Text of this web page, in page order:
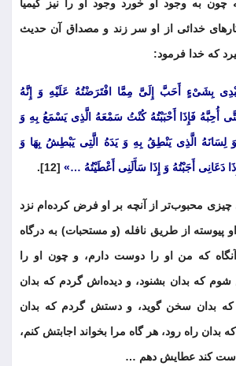
به وجود او خورد وجود او را نیز کیمیا
خدائی از او سر زند و مصداق آن حدیث
که خدا فرمود:
بِشَیْ‌ءٍ أَحَبَّ إِلَیَّ مِمَّا افْتَرَضْتُهُ عَلَیْهِ وَ إِنَّهُ
أُحِبَّهُ فَإِذَا أَحْبَبْتُهُ کُنْتُ سَمْعَهُ الَّذِی یَسْمَعُ بِهِ وَ
لِسَانَهُ الَّذِی یَنْطِقُ بِهِ وَ یَدَهُ الَّتِی یَبْطِشُ بِهَا وَ
دَعَانِی أَجَبْتُهُ وَ إِذَا سَأَلَنِی أَعْطَیْتُهُ …» [12].
محبوب‌تر از آنچه بر او فرض کرده‌ام نزد
پیوسته از طریق نافله (و مستحبات) به درگاه
که من او را دوست دارم، و چون او را
که بدان بشنود، و دیده‌اش گردم که بدان
که بدان سخن گوید، و دستش گردم که بدان
بدان راه رود، هر گاه مرا بخواند اجابتش کنم،
کند عطایش دهم …